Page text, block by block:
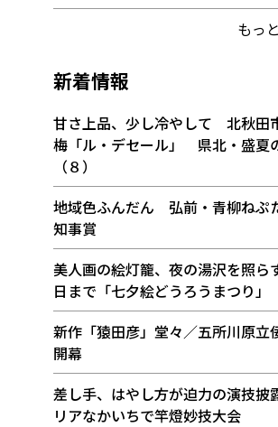
もっ
新着情報
甘さ上品、少し冷やして 北秋田
梅「ル・デセール」 県北・盛夏
（８）
地域色ふんだん 弘前・青柳ねぷ
知事賞
美人画の絵灯籠、夜の湯沢を照
日まで「七夕絵どうろうまつり」
新作「猿田彦」堂々／五所川原立
開幕
差し手、はやし方が迫力の演技
リアなかいちで竿燈妙技大会